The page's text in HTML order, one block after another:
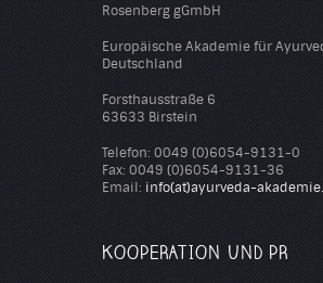
Rosenberg gGmbH
Europäische Akademie für
Deutschland
Forsthausstraße 6
63633 Birstein
Telefon: 0049 (0)6054-9131-0
Fax: 0049 (0)6054-9131-36
Email: info(at)ayurveda-
KOOPERATION UND PR